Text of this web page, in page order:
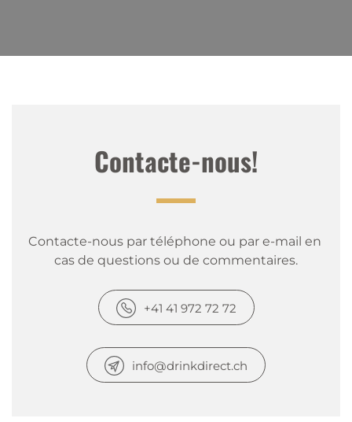
Contacte-nous!
Contacte-nous par téléphone ou par e-mail en
cas de questions ou de commentaires.
+41 41 972 72 72
info@drinkdirect.ch